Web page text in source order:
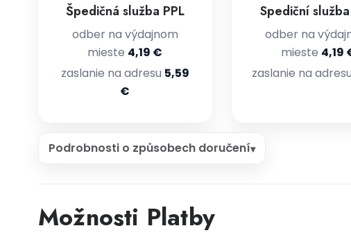
Špedičná služba PPL
odber na výdajnom
mieste 4,19 €
zaslanie na adresu 5,59
€
Spediční
odber na
mieste 4,19
zaslanie na
Podrobnosti o způsobech doručení
Možnosti Platby